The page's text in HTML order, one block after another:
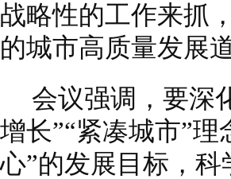
战略性的工作来抓
的城市高质量发展道
会议强调，要深
增长”“紧凑城市”
心”的发展目标，